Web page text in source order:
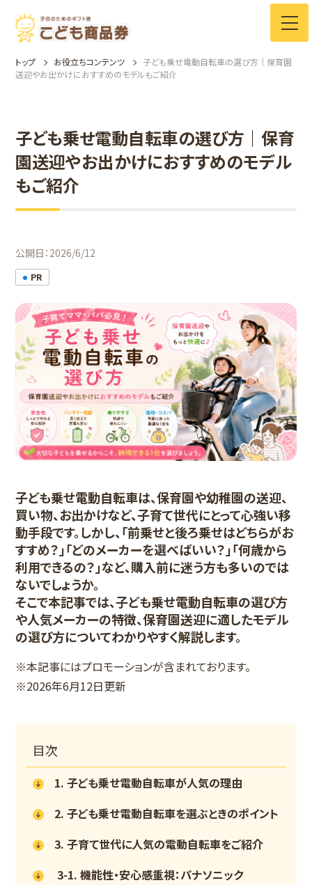
トップ お役立ちコンテンツ
子ども乗せ電動自転車の選び方｜保育園
送迎やお出かけにおすすめのモデルもご紹介
子ども乗せ電動自転車の選び方｜保育
園送迎やお出かけにおすすめのモデル
もご紹介
公開日：2026/6/12
PR
子ども乗せ電動自転車は、保育園や幼稚園の送迎、
買い物、お出かけなど、子育て世代にとって心強い移
動手段です。しかし、「前乗せと後ろ乗せはどちらがお
すすめ？」「どのメーカーを選べばいい？」「何歳から
利用できるの？」など、購入前に迷う方も多いのでは
ないでしょうか。
そこで本記事では、子ども乗せ電動自転車の選び方
や人気メーカーの特徴、保育園送迎に適したモデル
の選び方についてわかりやすく解説します。
※本記事にはプロモーションが含まれております。
※2026年6月12日更新
目次
1. 子ども乗せ電動自転車が人気の理由
2. 子ども乗せ電動自転車を選ぶときのポイント
3. 子育て世代に人気の電動自転車をご紹介
3-1. 機能性・安心感重視：パナソニック